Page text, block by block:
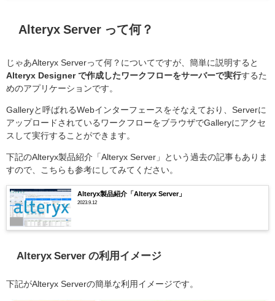
Alteryx Server って何？
じゃあAlteryx Serverって何？についてですが、簡単に説明すると
Alteryx Designer で作成したワークフローをサーバーで実行するた
めのアプリケーションです。
Galleryと呼ばれるWebインターフェースをそなえており、Serverに
アップロードされているワークフローをブラウザでGalleryにアクセ
スして実行することができます。
下記のAlteryx製品紹介「Alteryx Server」という過去の記事もありま
すので、こちらも参考にしてみてください。
Alteryx製品紹介「Alteryx Server」
2023.9.12
Alteryx Server の利用イメージ
下記がAlteryx Serverの簡単な利用イメージです。